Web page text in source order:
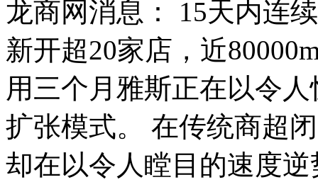
龙商网消息： 15天内连
新开超20家店，近
用三个月雅斯正在以令
扩张模式。 在传统商超
却在以令人瞠目的速度